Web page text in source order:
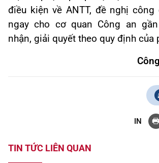
điều kiện về ANTT, đề nghị công
ngay cho cơ quan Công an
nhận, giải quyết theo quy định của
IN
TIN TỨC LIÊN QUAN